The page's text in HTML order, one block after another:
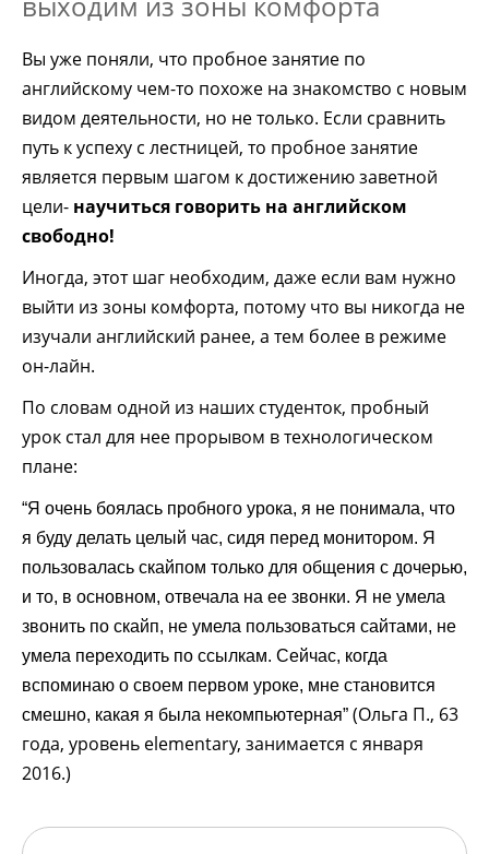
Вы уже поняли, что пробное занятие по
английскому чем-то похоже на знакомство с новым
видом деятельности, но не только. Если сравнить
путь к успеху с лестницей, то пробное занятие
является первым шагом к достижению заветной
цели- научиться говорить на английском
свободно!
Иногда, этот шаг необходим, даже если вам нужно
выйти из зоны комфорта, потому что вы никогда не
изучали английский ранее, а тем более в режиме
он-лайн.
По словам одной из наших студенток, пробный
урок стал для нее прорывом в технологическом
плане:
“Я очень боялась пробного урока, я не понимала, что
я буду делать целый час, сидя перед монитором. Я
пользовалась скайпом только для общения с дочерью,
и то, в основном, отвечала на ее звонки. Я не умела
звонить по скайп, не умела пользоваться сайтами, не
умела переходить по ссылкам. Сейчас, когда
вспоминаю о своем первом уроке, мне становится
смешно, какая я была некомпьютерная” (Ольга П., 63
года, уровень elementary, занимается с января
2016.)